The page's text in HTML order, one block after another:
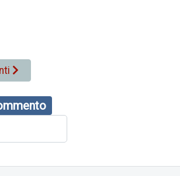
Capitalismo nell’Antropocene.
successivo: Storia del rapporto